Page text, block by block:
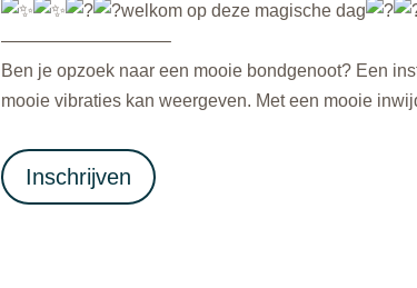
welkom op deze magische dag
—————————–
Ben je opzoek naar een mooie bondgenoot? Een
mooie vibraties kan weergeven. Met een mooie
Inschrijven